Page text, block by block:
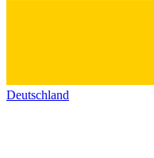
Deutschland